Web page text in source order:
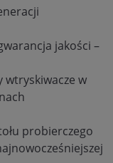
jakości –
wtryskiwacze w
probierczego